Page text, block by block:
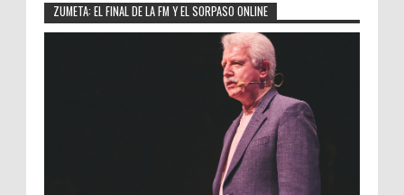
ZUMETA: EL FINAL DE LA FM Y EL SORPASO ONLINE